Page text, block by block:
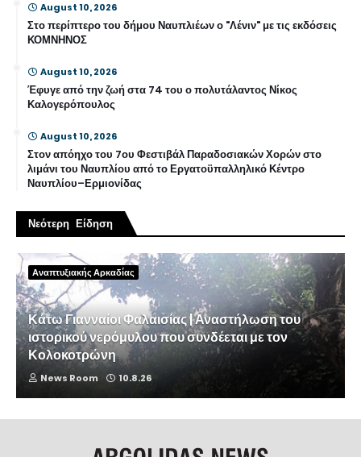
August 10, 2026
Στο περίπτερο του δήμου Ναυπλιέων ο "Λένιν" με τις εκδόσεις
ΚΟΜΝΗΝΟΣ
August 10, 2026
Έφυγε από την ζωή στα 74 του ο πολυτάλαντος Νίκος
Καλογερόπουλος
August 10, 2026
Στον απόηχο του 7ου Φεστιβάλ Παραδοσιακών Χορών στο
λιμάνι του Ναυπλίου από το Εργατοϋπαλληλικό Κέντρο
Ναυπλίου–Ερμιονίδας
Νεότερη Είδηση
Αναπτυξιακής Αρκαδίας
Κάτω Γιανναίοι Φαλαισίας | Αναστήλωση του
ιστορικού νερόμυλου που συνδέεται με τον
Κολοκοτρώνη
News Room 10.8.26